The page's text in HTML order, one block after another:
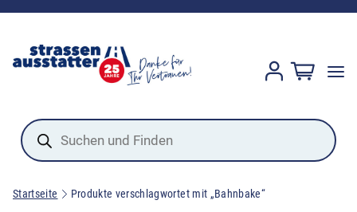
Products
search
Startseite Produkte verschlagwortet mit „Bahnbake“